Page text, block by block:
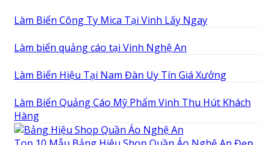
Làm Biển Công Ty Mica Tại Vinh Lấy Ngay
Làm biển quảng cáo tại Vinh Nghệ An
Làm Biển Hiệu Tại Nam Đàn Uy Tín Giá Xưởng
Làm Biển Quảng Cáo Mỹ Phẩm Vinh Thu Hút Khách
Hàng